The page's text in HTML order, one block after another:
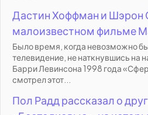
Дастин Хоффман и Шэрон
малоизвестном фильме
Было время, когда невозможно
телевидение, не наткнувшись на
Барри Левинсона 1998 года
смотрел этот...
Пол Радд рассказал о